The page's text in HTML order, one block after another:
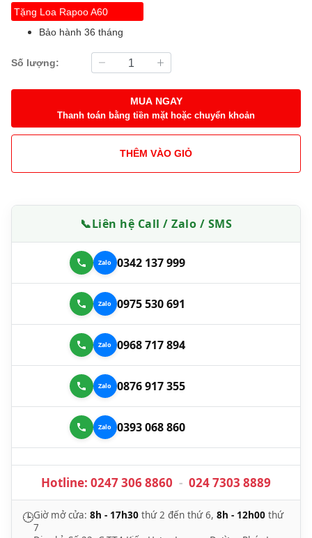
Tặng Loa Rapoo A60
Bảo hành 36 tháng
Số lượng:
MUA NGAY
Thanh toán bằng tiền mặt hoặc chuyển khoản
THÊM VÀO GIỎ
📞Liên hệ Call / Zalo / SMS
0342 137 999
0975 530 691
0968 717 894
0876 917 355
0393 068 860
Hotline: 0247 306 8860 - 024 7303 8889
🕒Giờ mở cửa: 8h - 17h30 thứ 2 đến thứ 6, 8h - 12h00 thứ
7